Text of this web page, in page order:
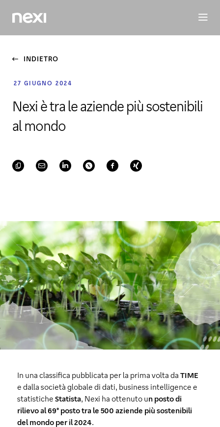
BUSINESSINVESTORSSOSTENIBILITÀPERSONE
INDIETRO
27 GIUGNO 2024
Nexi è tra le aziende più sostenibili
al mondo
In una classifica pubblicata per la prima volta da TIME
e dalla società globale di dati, business intelligence e
statistiche Statista, Nexi ha ottenuto un posto di
rilievo al 69° posto tra le 500 aziende più sostenibili
del mondo per il 2024.